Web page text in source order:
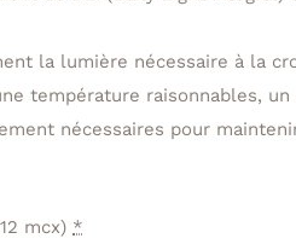
la lumière nécessaire à la
température raisonnables,
nécessaires pour
mcx) *